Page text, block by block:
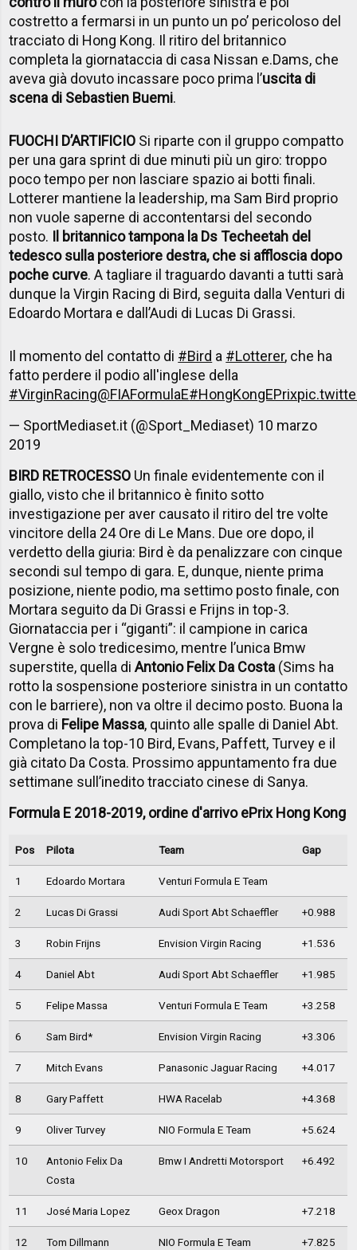
costretto a fermarsi in un punto un po’ pericoloso del
tracciato di Hong Kong. Il ritiro del britannico
completa la giornataccia di casa Nissan e.Dams, che
aveva già dovuto incassare poco prima l’uscita di
scena di Sebastien Buemi.
FUOCHI D’ARTIFICIO Si riparte con il gruppo compatto
per una gara sprint di due minuti più un giro: troppo
poco tempo per non lasciare spazio ai botti finali.
Lotterer mantiene la leadership, ma Sam Bird proprio
non vuole saperne di accontentarsi del secondo
posto. Il britannico tampona la Ds Techeetah del
tedesco sulla posteriore destra, che si affloscia dopo
poche curve. A tagliare il traguardo davanti a tutti sarà
dunque la Virgin Racing di Bird, seguita dalla Venturi di
Edoardo Mortara e dall’Audi di Lucas Di Grassi.
Il momento del contatto di #Bird a #Lotterer, che ha
fatto perdere il podio all'inglese della
#VirginRacing@FIAFormulaE#HongKongEPrix
— SportMediaset.it (@Sport_Mediaset) 10 marzo
2019
BIRD RETROCESSO Un finale evidentemente con il
giallo, visto che il britannico è finito sotto
investigazione per aver causato il ritiro del tre volte
vincitore della 24 Ore di Le Mans. Due ore dopo, il
verdetto della giuria: Bird è da penalizzare con cinque
secondi sul tempo di gara. E, dunque, niente prima
posizione, niente podio, ma settimo posto finale, con
Mortara seguito da Di Grassi e Frijns in top-3.
Giornataccia per i “giganti”: il campione in carica
Vergne è solo tredicesimo, mentre l’unica Bmw
superstite, quella diAntonio Felix Da Costa (Sims ha
rotto la sospensione posteriore sinistra in un contatto
con le barriere), non va oltre il decimo posto. Buona la
prova di Felipe Massa, quinto alle spalle di Daniel Abt.
Completano la top-10 Bird, Evans, Paffett, Turvey e il
già citato Da Costa. Prossimo appuntamento fra due
settimane sull’inedito tracciato cinese di Sanya.
Formula E 2018-2019, ordine d'arrivo ePrix Hong Kong
Pos Pilota Team Gap
1 Edoardo Mortara Venturi Formula E Team
2 Lucas Di Grassi Audi Sport Abt Schaeffler +0.988
3 Robin Frijns Envision Virgin Racing +1.536
4 Daniel Abt Audi Sport Abt Schaeffler +1.985
5 Felipe Massa Venturi Formula E Team +3.258
6 Sam Bird* Envision Virgin Racing +3.306
7 Mitch Evans Panasonic Jaguar Racing +4.017
8 Gary Paffett HWA Racelab +4.368
9 Oliver Turvey NIO Formula E Team +5.624
10
Antonio Felix Da
Costa
Bmw I Andretti Motorsport +6.492
11 José Maria Lopez Geox Dragon +7.218
12 Tom Dillmann NIO Formula E Team +7.825